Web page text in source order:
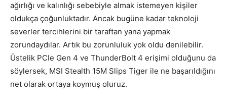
ağırlığı ve kalınlığı sebebiyle almak istemeyen kişiler
oldukça çoğunluktadır. Ancak bugüne kadar teknoloji
severler tercihlerini bir taraftan yana yapmak
zorundaydılar. Artık bu zorunluluk yok oldu denilebilir.
Üstelik PCIe Gen 4 ve ThunderBolt 4 erişimi olduğunu da
söylersek, MSI Stealth 15M Slips Tiger ile ne başarıldığını
net olarak ortaya koymuş oluruz.